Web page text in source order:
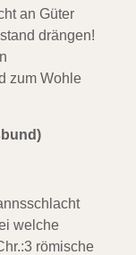
an Güter
drängen!
zum Wohle
welche
römische